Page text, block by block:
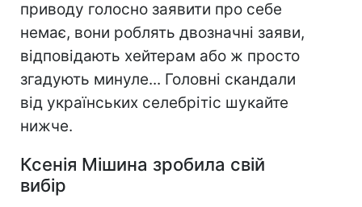
приводу голосно заявити про себе
немає, вони роблять двозначні заяви,
відповідають хейтерам або ж просто
згадують минуле... Головні скандали
від українських селебрітіс шукайте
нижче.
Ксенія Мішина зробила свій
вибір